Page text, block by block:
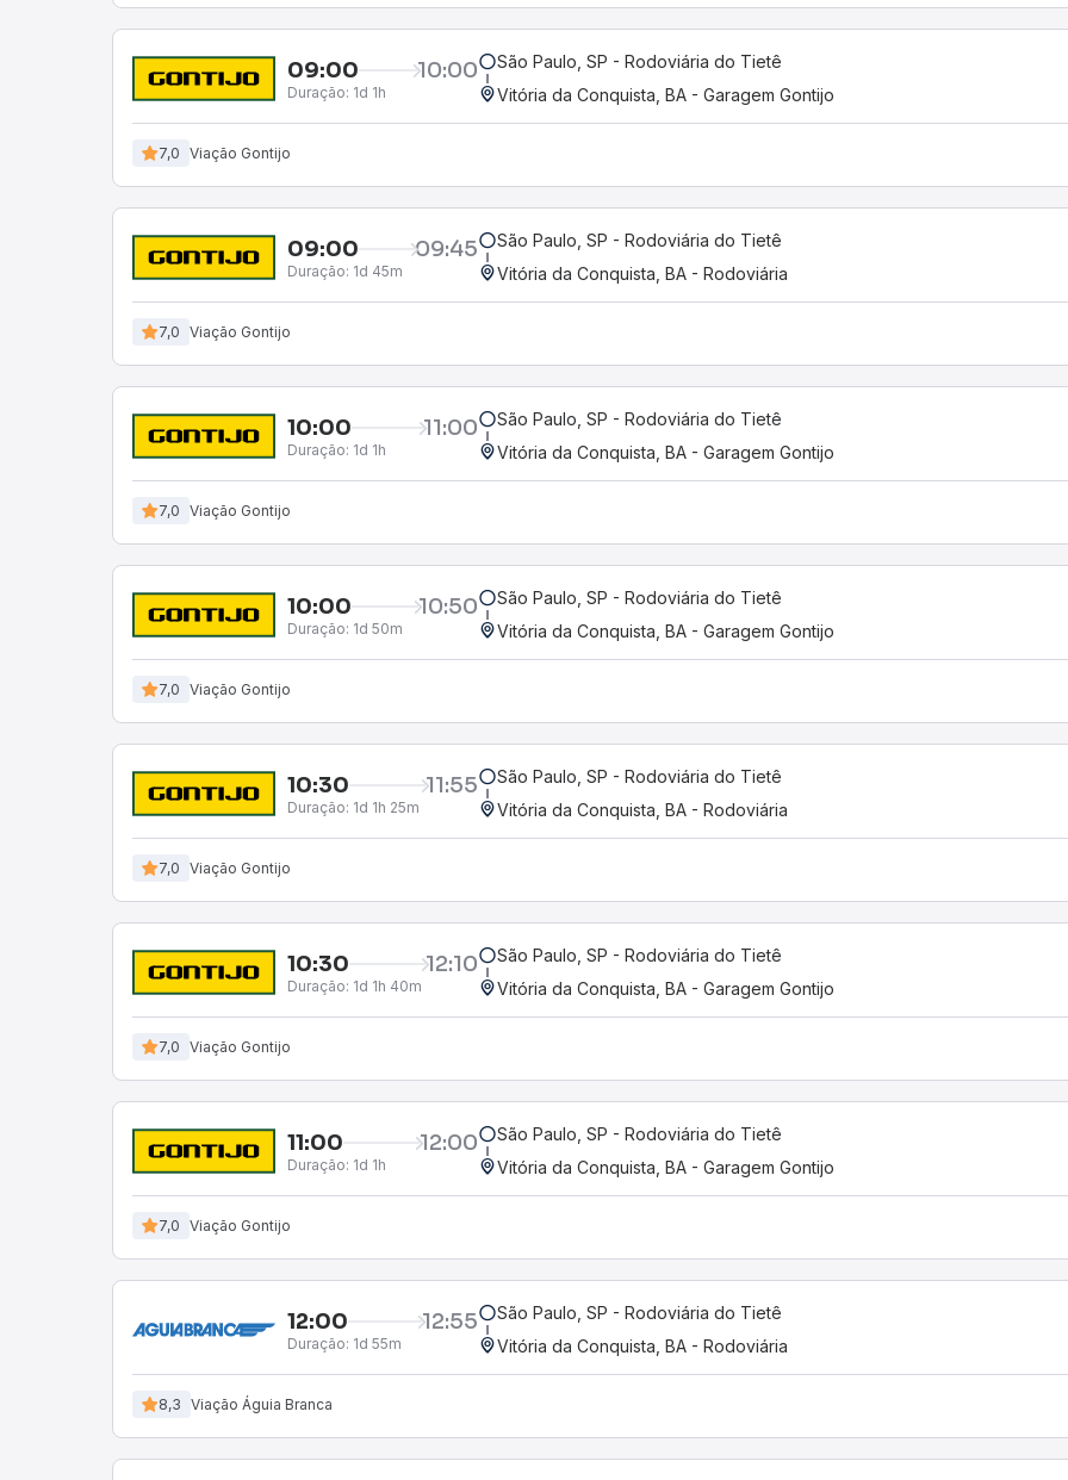
09:00 10:00
Duração: 1d 1h
São Paulo, SP - Rodoviária do Tietê
Vitória da Conquista, BA - Garagem Gontijo
7,0 Viação Gontijo
09:00 09:45
Duração: 1d 45m
São Paulo, SP - Rodoviária do Tietê
Vitória da Conquista, BA - Rodoviária
7,0 Viação Gontijo
10:00 11:00
Duração: 1d 1h
São Paulo, SP - Rodoviária do Tietê
Vitória da Conquista, BA - Garagem Gontijo
7,0 Viação Gontijo
10:00 10:50
Duração: 1d 50m
São Paulo, SP - Rodoviária do Tietê
Vitória da Conquista, BA - Garagem Gontijo
7,0 Viação Gontijo
10:30 11:55
Duração: 1d 1h 25m
São Paulo, SP - Rodoviária do Tietê
Vitória da Conquista, BA - Rodoviária
7,0 Viação Gontijo
10:30 12:10
Duração: 1d 1h 40m
São Paulo, SP - Rodoviária do Tietê
Vitória da Conquista, BA - Garagem Gontijo
7,0 Viação Gontijo
11:00 12:00
Duração: 1d 1h
São Paulo, SP - Rodoviária do Tietê
Vitória da Conquista, BA - Garagem Gontijo
7,0 Viação Gontijo
12:00 12:55
Duração: 1d 55m
São Paulo, SP - Rodoviária do Tietê
Vitória da Conquista, BA - Rodoviária
8,3 Viação Águia Branca